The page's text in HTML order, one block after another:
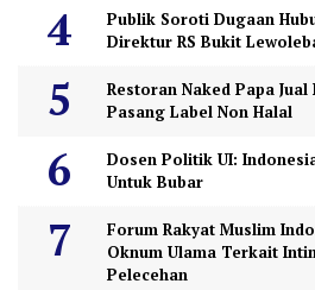
Publik Soroti Dugaan
Direktur RS Bukit
Restoran Naked Papa
Pasang Label Non Halal
Dosen Politik UI:
Untuk Bubar
Forum Rakyat Muslim
Oknum Ulama Terkait
Pelecehan